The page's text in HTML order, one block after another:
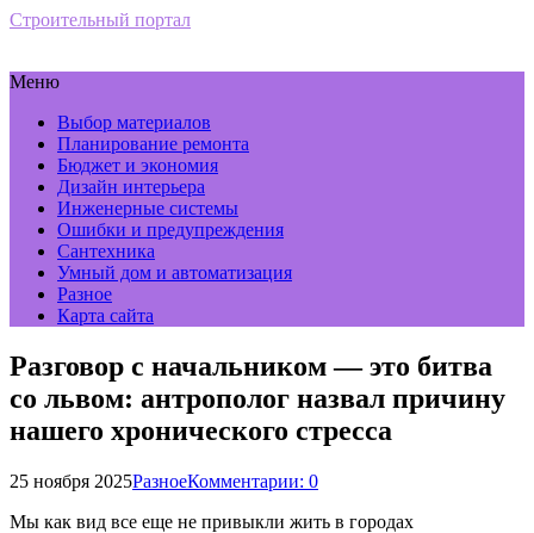
Строительный портал
Меню
Выбор материалов
Планирование ремонта
Бюджет и экономия
Дизайн интерьера
Инженерные системы
Ошибки и предупреждения
Сантехника
Умный дом и автоматизация
Разное
Карта сайта
Разговор с начальником — это битва
со львом: антрополог назвал причину
нашего хронического стресса
25 ноября 2025РазноеКомментарии: 0
Мы как вид все еще не привыкли жить в городах